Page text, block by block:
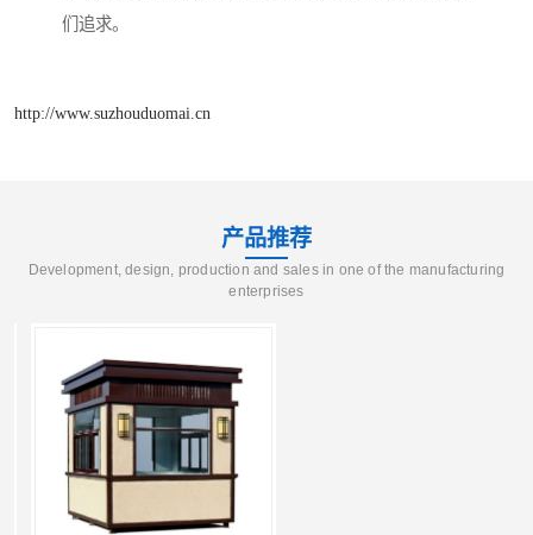
们追求。
http://www.suzhouduomai.cn
产品推荐
Development, design, production and sales in one of the manufacturing
enterprises